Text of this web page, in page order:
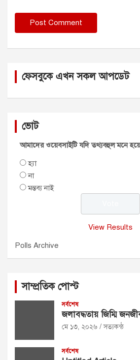
ফেসবুকে এখন সকল আপডেট
ভোট
আমাদের ওয়েবসাইটি যদি তথ্যবহুল মনে
হ্যা
না
মন্তব্য নাই
View Results
Polls Archive
সাম্প্রতিক পোস্ট
সর্বশেষ
জলাবদ্ধতায় জিম্মি
মে ১৩, ২০২৬ সত্যকন্ঠ
সর্বশেষ